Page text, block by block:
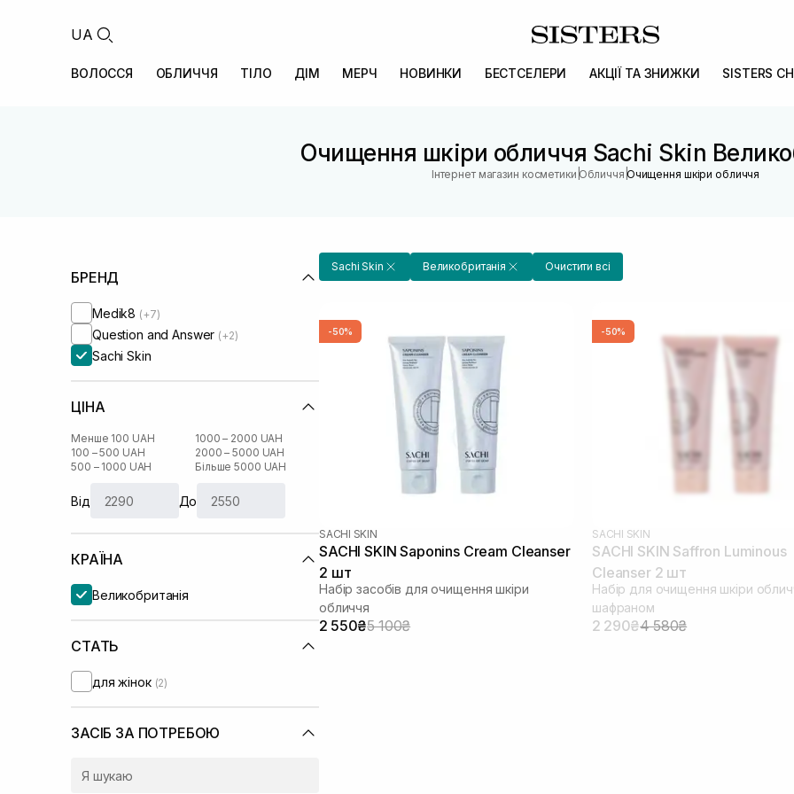
UA
ВОЛОССЯ ОБЛИЧЧЯ ТІЛО ДІМ МЕРЧ НОВИНКИ БЕСТСЕЛЕРИ АКЦІЇ ТА ЗНИЖКИ SISTERS
Очищення шкіри обличчя Sachi Skin
Інтернет магазин косметики |Обличчя |Очищення шкіри обличчя
БРЕНД
Medik8 (+7)
Question and Answer (+2)
Sachi Skin
ЦІНА
Менше 100 UAH
100 – 500 UAH
500 – 1000 UAH
1000 – 2000 UAH
2000 – 5000 UAH
Більше 5000 UAH
Від До
КРАЇНА
Великобританія
СТАТЬ
для жінок (2)
ЗАСІБ ЗА ПОТРЕБОЮ
Sachi Skin Великобританія Очистити всі
-50%
SACHI SKIN
SACHI SKIN Saponins Cream Cleanser
2 шт
Набір засобів для очищення шкіри
обличчя
2 550₴5 100₴
-50%
SACHI SKIN
SACHI SKIN Saffron Luminous
Cleanser 2 шт
Набір для очищення шкіри
шафраном
2 290₴4 580₴